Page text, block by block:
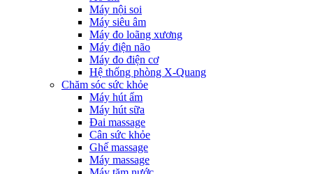
Máy nội soi
Máy siêu âm
Máy đo loãng xương
Máy điện não
Máy đo điện cơ
Hệ thống phòng X-Quang
Chăm sóc sức khỏe
Máy hút ẩm
Máy hút sữa
Đai massage
Cân sức khỏe
Ghế massage
Máy massage